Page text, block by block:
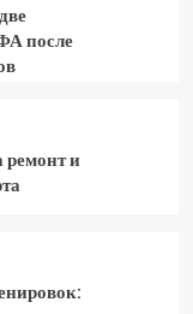
после
ремонт и